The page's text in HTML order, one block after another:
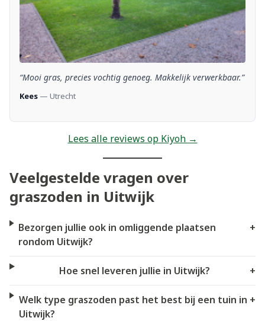
“Mooi gras, precies vochtig genoeg. Makkelijk verwerkbaar.”
Kees — Utrecht
Lees alle reviews op Kiyoh →
Veelgestelde vragen over
graszoden in Uitwijk
Bezorgen jullie ook in omliggende plaatsen
rondom Uitwijk?
+
Hoe snel leveren jullie in Uitwijk? +
Welk type graszoden past het best bij een tuin in
Uitwijk?
+